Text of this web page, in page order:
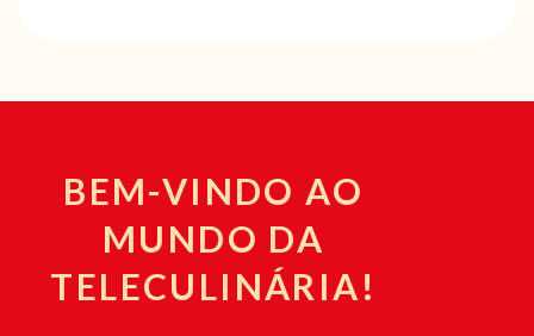
BEM-VINDO AO
MUNDO DA
TELECULINÁRIA!